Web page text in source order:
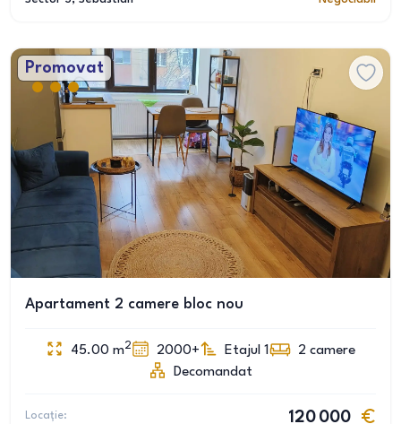
Promovat
Apartament 2 camere bloc nou
45.00 m2 2000+ Etajul 1 2 camere
Decomandat
Locație:
120 000